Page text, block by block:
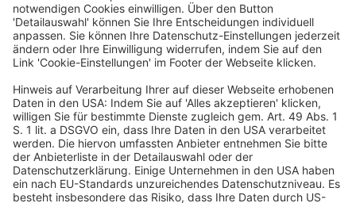
Fertighäuser.
An der Bradford University promovierte sie über strategische
Führungskräfteentwicklung in Wachstumsunternehmen.
Dr. Alexandra Treutler engagiert sich ehrenamtlich als Jurorin für
den Ludwig-Erhard-Preis, der Spitzenleistungen in der deutschen
Wirtschaft auszeichnet.